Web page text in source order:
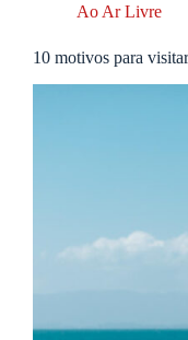
Ao Ar Livre
10 motivos para